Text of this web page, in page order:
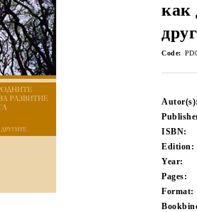
как
Code:
Autor(s):
ISBN:
Edition:
Year:
Pages:
Format: